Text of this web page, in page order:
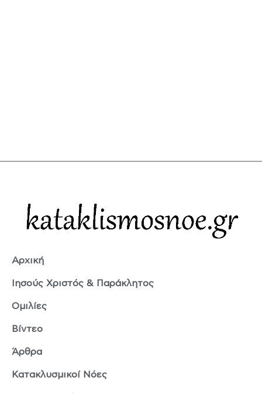
Αρχική
Ιησούς Χριστός & Παράκλητος
Ομιλίες
Βίντεο
Άρθρα
Κατακλυσμικοί Νόες